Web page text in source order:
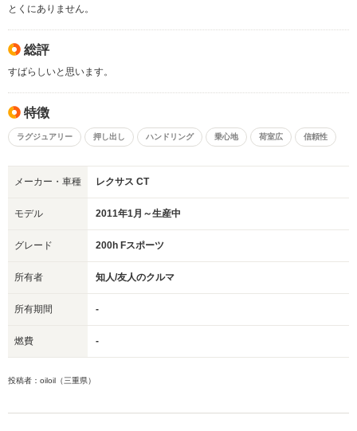
とくにありません。
総評
すばらしいと思います。
特徴
ラグジュアリー 押し出し ハンドリング 乗心地 荷室広 信頼性
メーカー・車種 レクサス CT
モデル 2011年1月～生産中
グレード 200h Fスポーツ
所有者 知人/友人のクルマ
所有期間 -
燃費 -
投稿者：oiloil（三重県）